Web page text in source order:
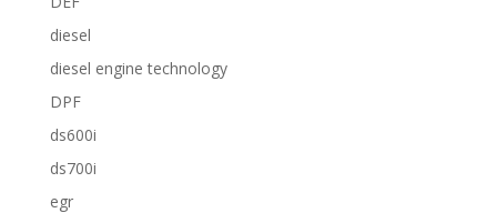
diesel
diesel engine technology
DPF
ds600i
ds700i
egr